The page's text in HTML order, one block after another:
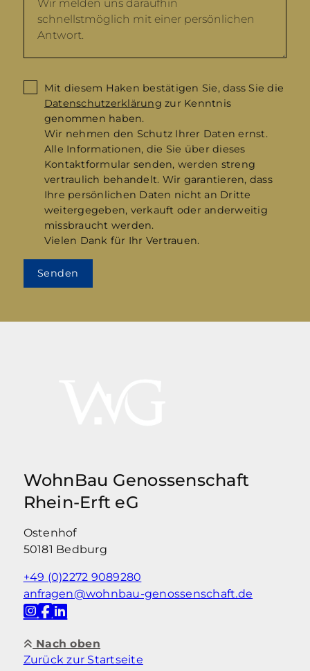
Mit diesem Haken bestätigen Sie, dass Sie die
Datenschutzerklärung zur Kenntnis
genommen haben.
Wir nehmen den Schutz Ihrer Daten ernst.
Alle Informationen, die Sie über dieses
Kontaktformular senden, werden streng
vertraulich behandelt. Wir garantieren, dass
Ihre persönlichen Daten nicht an Dritte
weitergegeben, verkauft oder anderweitig
missbraucht werden.
Vielen Dank für Ihr Vertrauen.
Senden
WohnBau Genossenschaft
Rhein-Erft eG
Ostenhof
50181 Bedburg
+49 (0)2272 9089280
anfragen@wohnbau-genossenschaft.de
Nach oben
Zurück zur Startseite